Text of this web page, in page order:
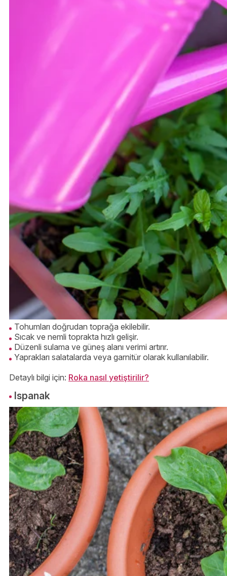
Tohumları doğrudan toprağa ekilebilir.
Sıcak ve nemli toprakta hızlı gelişir.
Düzenli sulama ve güneş alanı verimi artırır.
Yaprakları salatalarda veya garnitür olarak kullanılabilir.
Detaylı bilgi için: Roka nasıl yetiştirilir?
Ispanak